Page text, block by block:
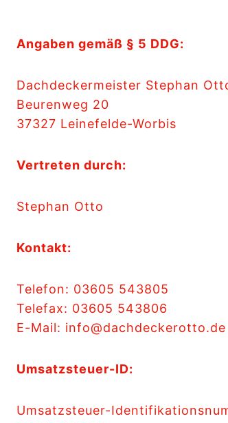
Angaben gemäß § 5 DDG:
Dachdeckermeister Stephan
Beurenweg 20
37327 Leinefelde-Worbis
Vertreten durch:
Stephan Otto
Kontakt:
Telefon: 03605 543805
Telefax: 03605 543806
E-Mail: info@dachdeckerotto.de
Umsatzsteuer-ID:
Umsatzsteuer-